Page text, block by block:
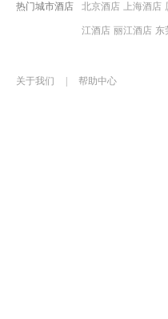
热门城市酒店 北京酒店 上海酒店
江酒店 丽江酒店 东
关于我们
帮助中心